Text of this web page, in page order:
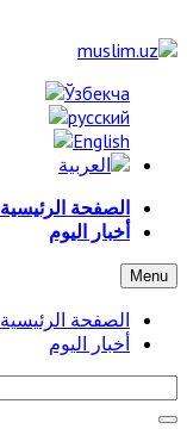
الصفحة الرئيسية
أخبار اليوم
Menu
الصفحة الرئيسية
أخبار اليوم